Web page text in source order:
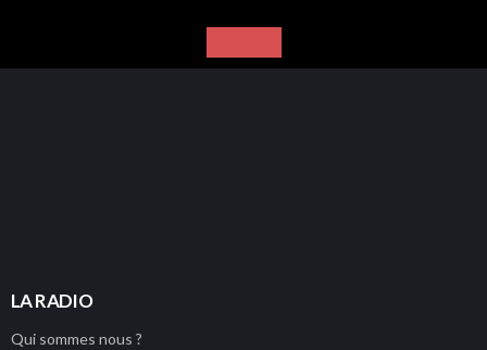
LA RADIO
Qui sommes nous ?